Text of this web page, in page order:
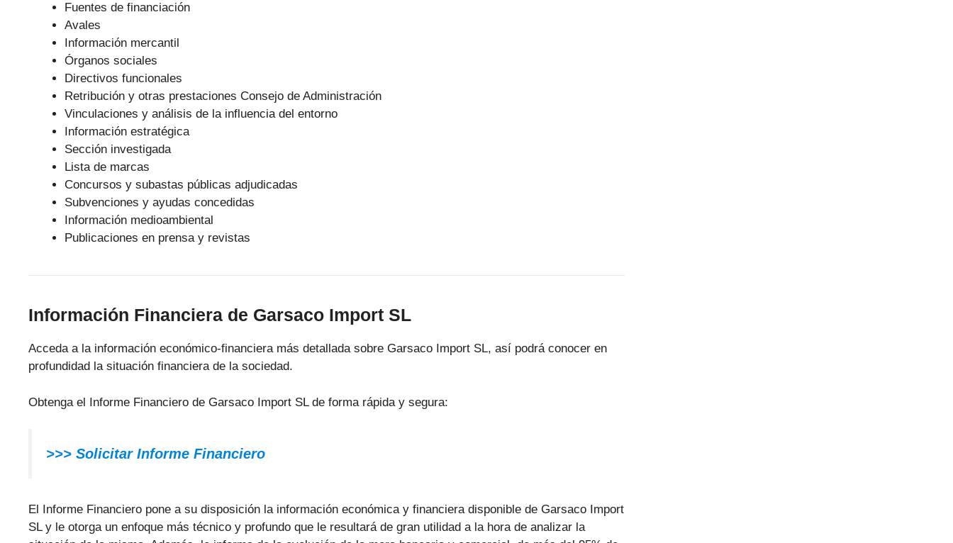
Fuentes de financiación
Avales
Información mercantil
Órganos sociales
Directivos funcionales
Retribución y otras prestaciones Consejo de Administración
Vinculaciones y análisis de la influencia del entorno
Información estratégica
Sección investigada
Lista de marcas
Concursos y subastas públicas adjudicadas
Subvenciones y ayudas concedidas
Información medioambiental
Publicaciones en prensa y revistas
Información Financiera de Garsaco Import SL
Acceda a la información económico-financiera más detallada sobre Garsaco Import SL, así podrá conocer en
profundidad la situación financiera de la sociedad.
Obtenga el Informe Financiero de Garsaco Import SL de forma rápida y segura:
>>> Solicitar Informe Financiero
El Informe Financiero pone a su disposición la información económica y financiera disponible de Garsaco Import
SL y le otorga un enfoque más técnico y profundo que le resultará de gran utilidad a la hora de analizar la